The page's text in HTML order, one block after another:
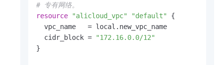
# 专有网络。
resource
"alicloud_vpc" "default"
{
  vpc_name   = local.new_vpc_name
  cidr_block =
"172.16.0.0/12"
}